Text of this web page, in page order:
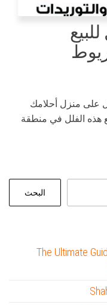
على منزل أحلامك
هذه الفلل في منطقة
البحث
The Ultimate